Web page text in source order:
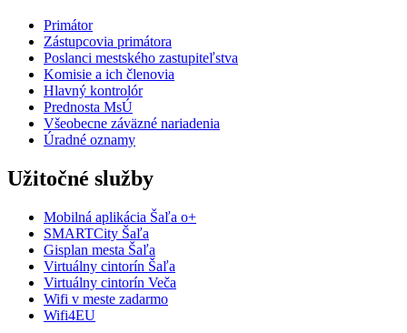
Primátor
Zástupcovia primátora
Poslanci mestského zastupiteľstva
Komisie a ich členovia
Hlavný kontrolór
Prednosta MsÚ
Všeobecne záväzné nariadenia
Úradné oznamy
Užitočné služby
Mobilná aplikácia Šaľa o+
SMARTCity Šaľa
Gisplan mesta Šaľa
Virtuálny cintorín Šaľa
Virtuálny cintorín Veča
Wifi v meste zadarmo
Wifi4EU